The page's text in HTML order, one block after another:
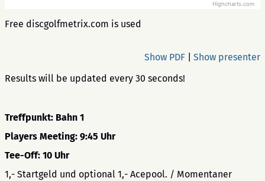
Highcharts.com
Free discgolfmetrix.com is used
Show presenter
Show PDF
Results will be updated every 30 seconds!
Treffpunkt: Bahn 1
Players Meeting: 9:45 Uhr
Tee-Off: 10 Uhr
1,- Startgeld und optional 1,- Acepool. / Momentaner